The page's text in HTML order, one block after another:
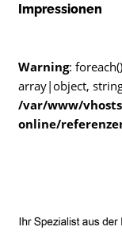
Impressionen
Warning:
array|object,
/var/www/
online/